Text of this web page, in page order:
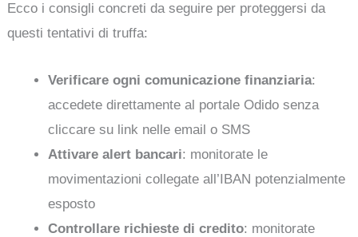
Ecco i consigli concreti da seguire per proteggersi da
questi tentativi di truffa:
Verificare ogni comunicazione finanziaria:
accedete direttamente al portale Odido senza
cliccare su link nelle email o SMS
Attivare alert bancari: monitorate le
movimentazioni collegate all’IBAN potenzialmente
esposto
Controllare richieste di credito: monitorate